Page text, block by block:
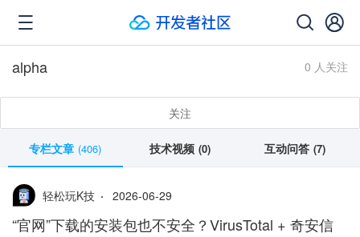
0 人关注
alpha
关注
专栏文章 (406) 技术视频 (0) 互动问答 (7)
轻松玩K技 2026-06-29
“官网”下载的安装包也不安全？VirusTotal + 奇安信